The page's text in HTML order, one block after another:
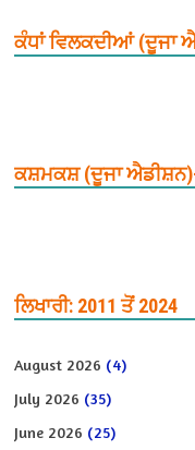
ਕੰਧਾਂ ਵਿਲਕਦੀਆਂ (ਦੂਜਾ
ਕਸ਼ਮਕਸ਼ (ਦੂਜਾ
ਲਿਖਾਰੀ: 2011 ਤੋਂ 2024
August 2026 (4)
July 2026 (35)
June 2026 (25)